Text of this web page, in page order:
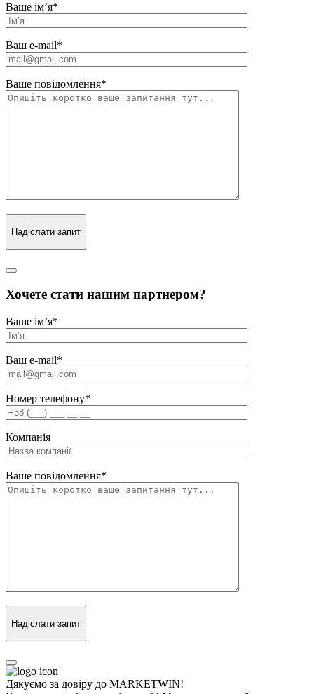
Ваше ім’я*
Ваш e-mail*
Ваше повідомлення*
Надіслати запит
Хочете стати нашим партнером?
Ваше ім’я*
Ваш e-mail*
Номер телефону*
Компанія
Ваше повідомлення*
Надіслати запит
Дякуємо за довіру до MARKETWIN!